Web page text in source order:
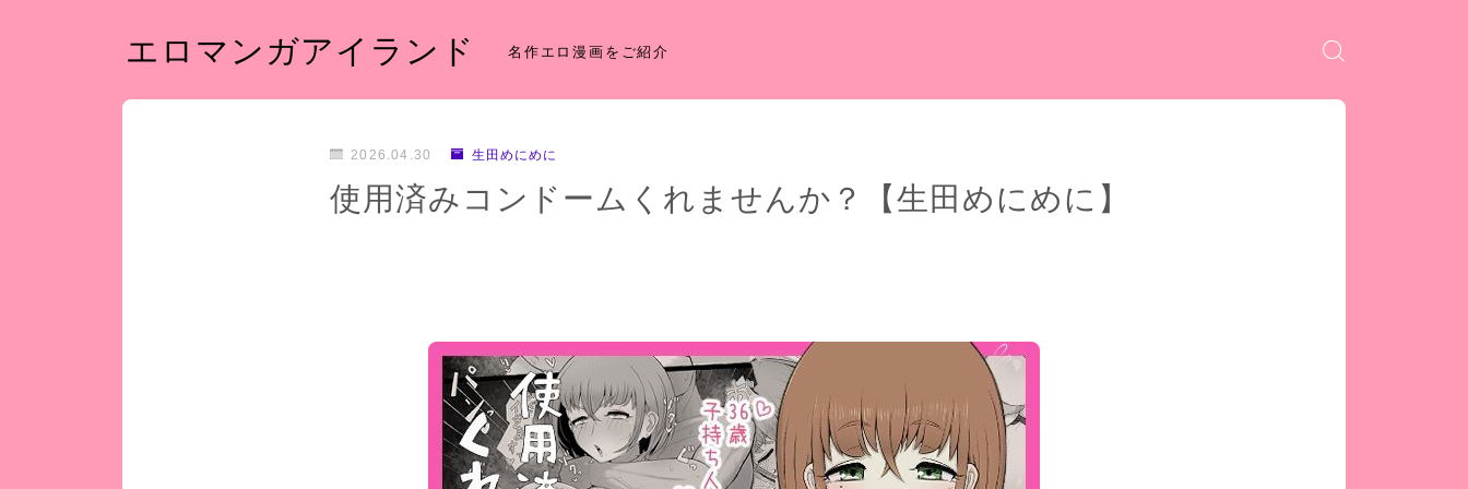
エロマンガアイランド 名作エロ漫画をご紹介
2026.04.30 生田めにめに
使用済みコンドームくれませんか？【生田めにめに】